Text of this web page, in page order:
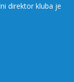
direktor kluba je